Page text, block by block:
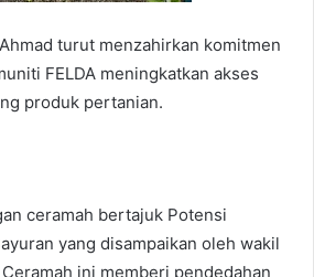
turut menzahirkan komitmen
FELDA meningkatkan akses
produk pertanian.
ceramah bertajuk Potensi
yang disampaikan oleh wakil
ini memberi pendedahan